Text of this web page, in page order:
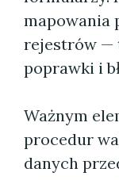
mapowania
rejestrów —
poprawki i
Ważnym
procedur
danych